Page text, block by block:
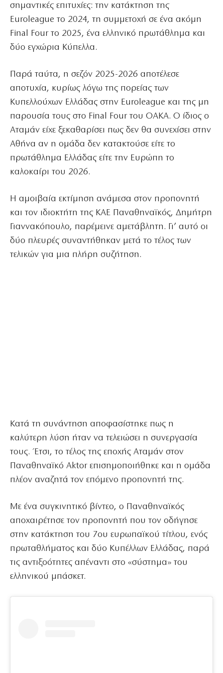
σημαντικές επιτυχίες: την κατάκτηση της
Euroleague το 2024, τη συμμετοχή σε ένα ακόμη
Final Four το 2025, ένα ελληνικό πρωτάθλημα και
δύο εγχώρια Κύπελλα.
Παρά ταύτα, η σεζόν 2025-2026 αποτέλεσε
αποτυχία, κυρίως λόγω της πορείας των
Κυπελλούχων Ελλάδας στην Euroleague και της μη
παρουσία τους στο Final Four του ΟΑΚΑ. Ο ίδιος ο
Αταμάν είχε ξεκαθαρίσει πως δεν θα συνεχίσει στην
Αθήνα αν η ομάδα δεν κατακτούσε είτε το
πρωτάθλημα Ελλάδας είτε την Ευρώπη το
καλοκαίρι του 2026.
Η αμοιβαία εκτίμηση ανάμεσα στον προπονητή
και τον ιδιοκτήτη της ΚΑΕ Παναθηναϊκός, Δημήτρη
Γιαννακόπουλο, παρέμεινε αμετάβλητη. Γι’ αυτό οι
δύο πλευρές συναντήθηκαν μετά το τέλος των
τελικών για μια πλήρη συζήτηση.
Κατά τη συνάντηση αποφασίστηκε πως η
καλύτερη λύση ήταν να τελειώσει η συνεργασία
τους. Έτσι, το τέλος της εποχής Αταμάν στον
Παναθηναϊκό Aktor επισημοποιήθηκε και η ομάδα
πλέον αναζητά τον επόμενο προπονητή της.
Με ένα συγκινητικό βίντεο, ο Παναθηναϊκός
αποχαιρέτησε τον προπονητή που τον οδήγησε
στην κατάκτηση του 7ου ευρωπαϊκού τίτλου, ενός
πρωταθλήματος και δύο Κυπέλλων Ελλάδας, παρά
τις αντιξοότητες απέναντι στο «σύστημα» του
ελληνικού μπάσκετ.